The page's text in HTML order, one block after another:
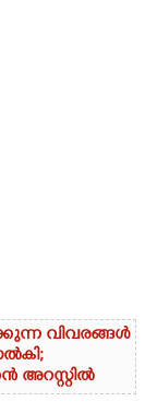
വിവരങ്ങൾ
അറസ്റ്റിൽ